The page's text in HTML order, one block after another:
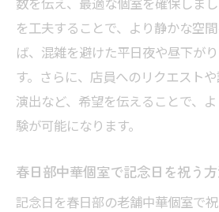
を工夫することで、より静かな空
ば、混雑を避けた平日夜や昼下が
す。さらに、店員へのリクエスト
演出など、希望を伝えることで、
験が可能になります。
春日部中華個室で記念日を祝う
記念日を春日部の老舗中華個室で